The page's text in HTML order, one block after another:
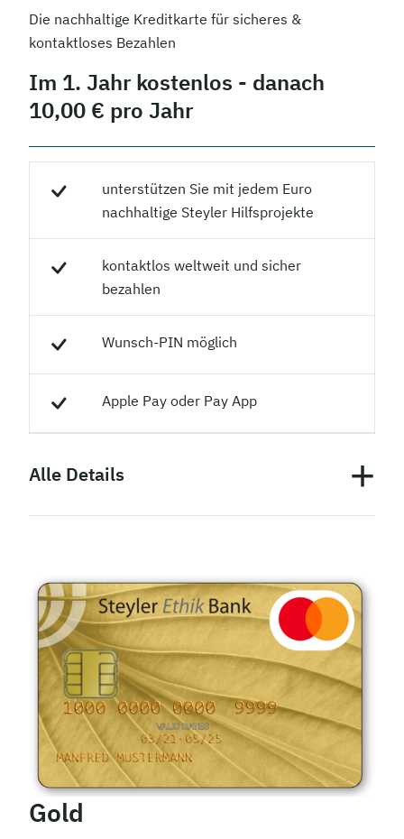
Die nachhaltige Kreditkarte für sicheres &
kontaktloses Bezahlen
Im 1. Jahr kostenlos - danach
10,00 € pro Jahr
unterstützen Sie mit jedem Euro
nachhaltige Steyler Hilfsprojekte
kontaktlos weltweit und sicher
bezahlen
Wunsch-PIN möglich
Apple Pay oder Pay App
Alle Details
Kosten:
Mastercard- Ausgabe einer Kreditkarte
inkl. Apple Pay / digitale Karten
Stand: 15.05.2025
Für den Erhalt der Karte ist eine ausreichende
Bonität Voraussetzung. Weitere Details finden Sie in
unseren Entgeltinformationen.
Gold